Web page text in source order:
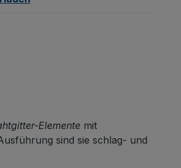
Elemente mit
sind sie schlag- und